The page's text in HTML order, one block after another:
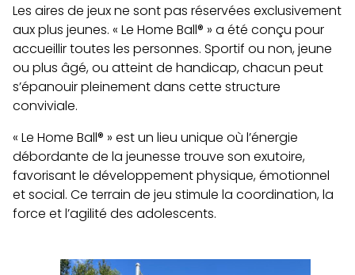
Les aires de jeux ne sont pas réservées exclusivement
aux plus jeunes. « Le Home Ball® » a été conçu pour
accueillir toutes les personnes. Sportif ou non, jeune
ou plus âgé, ou atteint de handicap, chacun peut
s’épanouir pleinement dans cette structure
conviviale.
« Le Home Ball® » est un lieu unique où l’énergie
débordante de la jeunesse trouve son exutoire,
favorisant le développement physique, émotionnel
et social. Ce terrain de jeu stimule la coordination, la
force et l’agilité des adolescents.